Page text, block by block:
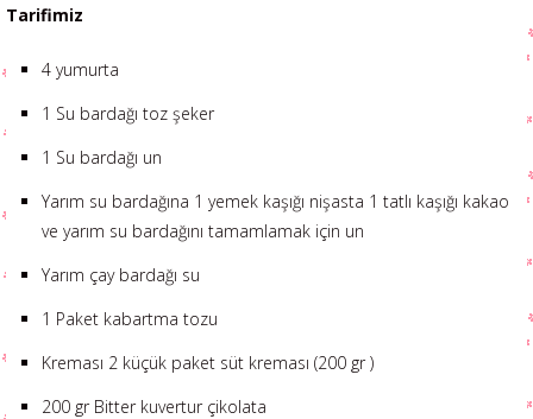
Tarifimiz
4 yumurta
1 Su bardağı toz şeker
1 Su bardağı un
Yarım su bardağına 1 yemek kaşığı nişasta 1 tatlı kaşığı kakao
ve yarım su bardağını tamamlamak için un
Yarım çay bardağı su
1 Paket kabartma tozu
Kreması 2 küçük paket süt kreması (200 gr )
200 gr Bitter kuvertur çikolata